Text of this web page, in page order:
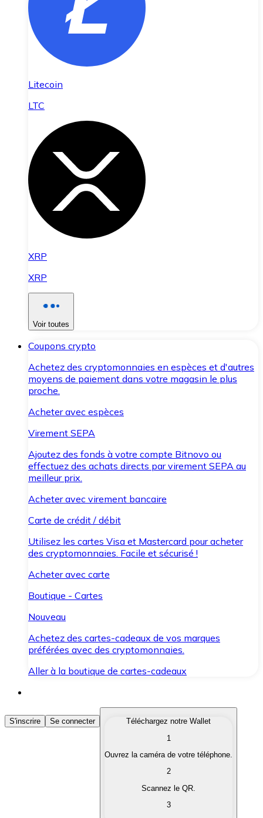
Litecoin
LTC
XRP
XRP
Voir toutes
Coupons crypto
Achetez des cryptomonnaies en espèces et d'autres
moyens de paiement dans votre magasin le plus
proche.
Acheter avec espèces
Virement SEPA
Ajoutez des fonds à votre compte Bitnovo ou
effectuez des achats directs par virement SEPA au
meilleur prix.
Acheter avec virement bancaire
Carte de crédit / débit
Utilisez les cartes Visa et Mastercard pour acheter
des cryptomonnaies. Facile et sécurisé !
Acheter avec carte
Boutique - Cartes
Nouveau
Achetez des cartes-cadeaux de vos marques
préférées avec des cryptomonnaies.
Aller à la boutique de cartes-cadeaux
Acheter des Cryptomonnaies
Achetez les cryptomonnaies qui vous intéressent
Convertissez vos cryptomonnaies en monnaie
S'inscrire Se connecter
Téléchargez notre Wallet
1
Ouvrez la caméra de votre téléphone.
2
Scannez le QR.
3